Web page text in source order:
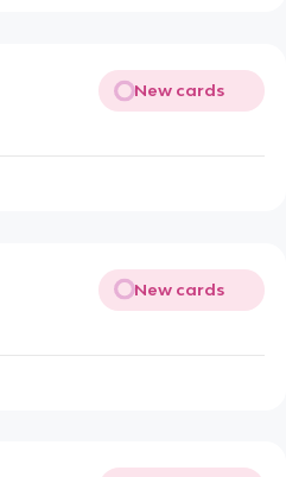
New cards
New cards